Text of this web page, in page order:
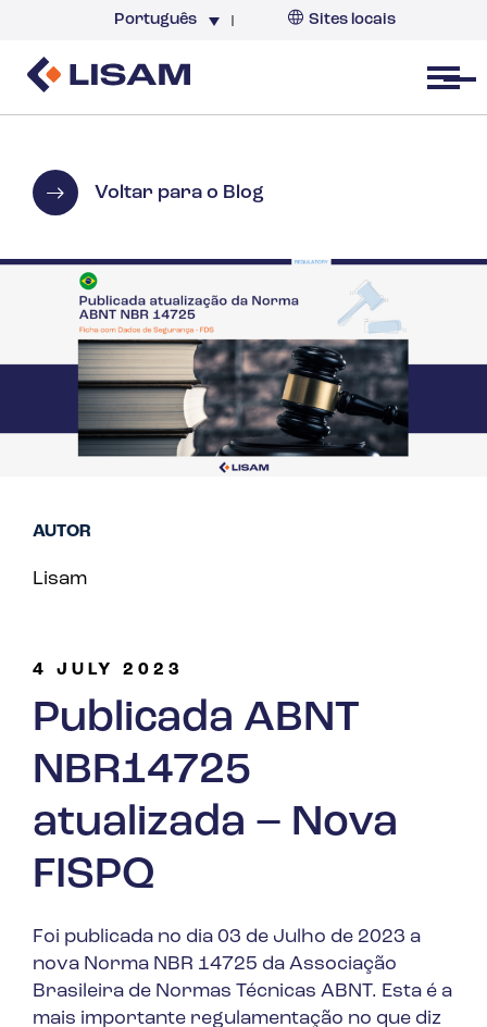
Português Sites locais
Open menu
Voltar para o Blog
4 JULY 2023
Publicada ABNT
NBR14725
atualizada – Nova
FISPQ
Foi publicada no dia 03 de Julho de 2023 a
nova Norma NBR 14725 da Associação
Brasileira de Normas Técnicas ABNT. Esta é a
mais importante regulamentação no que diz
AUTOR
Lisam